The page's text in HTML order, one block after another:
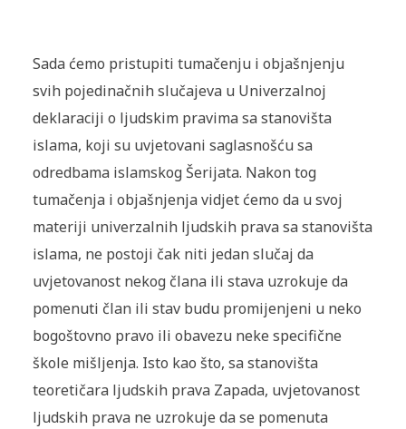
Sada ćemo pristupiti tumačenju i objašnjenju
svih pojedinačnih slučajeva u Univerzalnoj
deklaraciji o ljudskim pravima sa stanovišta
islama, koji su uvjetovani saglasnošću sa
odredbama islamskog Šerijata. Nakon tog
tumačenja i objašnjenja vidjet ćemo da u svoj
materiji univerzalnih ljudskih prava sa stanovišta
islama, ne postoji čak niti jedan slučaj da
uvjetovanost nekog člana ili stava uzrokuje da
pomenuti član ili stav budu promijenjeni u neko
bogoštovno pravo ili obavezu neke specifične
škole mišljenja. Isto kao što, sa stanovišta
teoretičara ljudskih prava Zapada, uvjetovanost
ljudskih prava ne uzrokuje da se pomenuta